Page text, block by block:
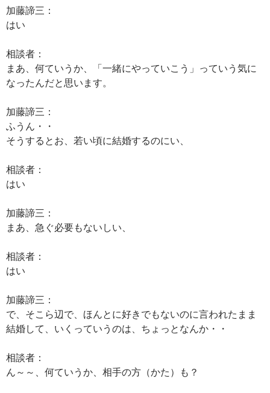
加藤諦三：
はい
相談者：
まあ、何ていうか、「一緒にやっていこう」っていう気に
なったんだと思います。
加藤諦三：
ふうん・・
そうするとお、若い頃に結婚するのにい、
相談者：
はい
加藤諦三：
まあ、急ぐ必要もないしい、
相談者：
はい
加藤諦三：
で、そこら辺で、ほんとに好きでもないのに言われたまま
結婚して、いくっていうのは、ちょっとなんか・・
相談者：
ん～～、何ていうか、相手の方（かた）も？